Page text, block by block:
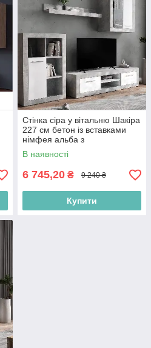
Стінка сіра у вітальню Шакіра
227 см бетон із вставками
німфея альба з
підсвічуванням в стилі
індастріал
В наявності
6 745,20 ₴ 9 240 ₴
Купити